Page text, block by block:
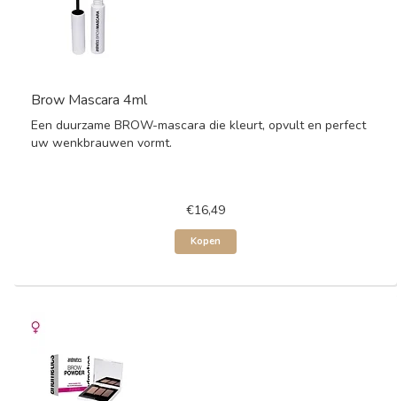
Brow Mascara 4ml
Een duurzame BROW-mascara die kleurt, opvult en perfect
uw wenkbrauwen vormt.
€16,49
Kopen